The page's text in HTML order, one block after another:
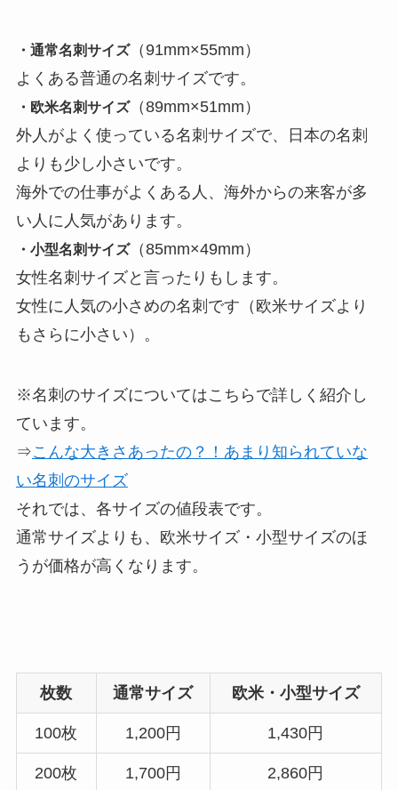
・通常名刺サイズ（91mm×55mm）
よくある普通の名刺サイズです。
・欧米名刺サイズ（89mm×51mm）
外人がよく使っている名刺サイズで、日本の名刺
よりも少し小さいです。
海外での仕事がよくある人、海外からの来客が多
い人に人気があります。
・小型名刺サイズ（85mm×49mm）
女性名刺サイズと言ったりもします。
女性に人気の小さめの名刺です（欧米サイズより
もさらに小さい）。
※名刺のサイズについてはこちらで詳しく紹介し
ています。
⇒こんな大きさあったの？！あまり知られていな
い名刺のサイズ
それでは、各サイズの値段表です。
通常サイズよりも、欧米サイズ・小型サイズのほ
うが価格が高くなります。
枚数 通常サイズ 欧米・小型サイズ
100枚 1,200円 1,430円
200枚 1,700円 2,860円